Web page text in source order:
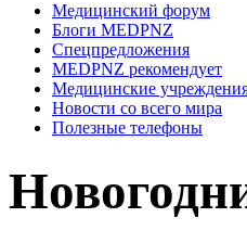
Медицинский форум
Блоги MEDPNZ
Спецпредложения
MEDPNZ рекомендует
Медицинские
Новости со всего мира
Полезные телефоны